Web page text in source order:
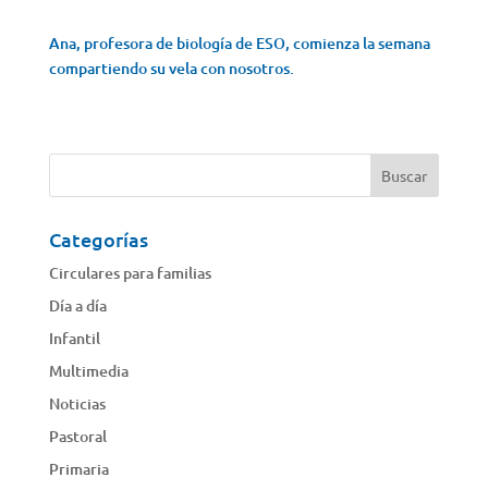
Ana, profesora de biología de ESO, comienza la semana
compartiendo su vela con nosotros.
Categorías
Circulares para familias
Día a día
Infantil
Multimedia
Noticias
Pastoral
Primaria